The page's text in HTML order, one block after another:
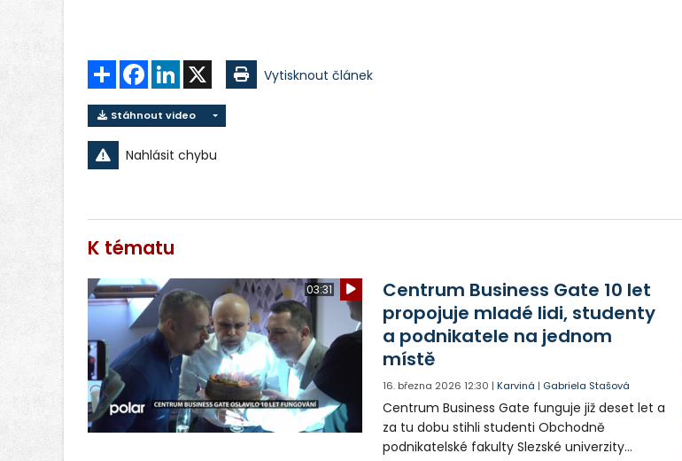
Sdílet FacebookLinkedIn Vytisknout článek
Stáhnout video
Nahlásit chybu
K tématu
03:31
Centrum Business Gate 10 let
propojuje mladé lidi, studenty
a podnikatele na jednom
místě
16. března 2026 12:30 |Karviná | Gabriela Stašová
Centrum Business Gate funguje již deset let a
za tu dobu stihli studenti Obchodně
podnikatelské fakulty Slezské univerzity